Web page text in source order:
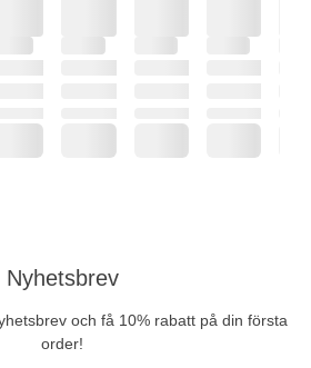
Nyhetsbrev
och få 10% rabatt på din första
order!